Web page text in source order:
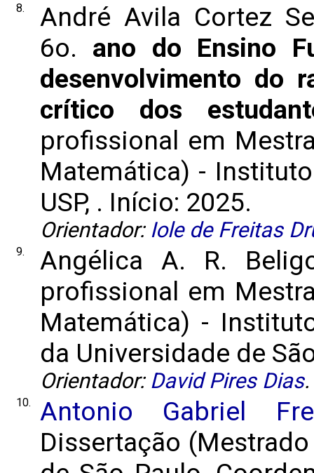
8.
André Avila Cortez
6o. ano do Ensino
desenvolvimento do
crítico dos
profissional em
Matemática) -
USP, . Início: 2025.
Orientador: Iole de Freitas
9.
Angélica A. R.
profissional em
Matemática) -
da Universidade de
Orientador: David Pires Dias.
10.
Antonio Gabriel
Dissertação